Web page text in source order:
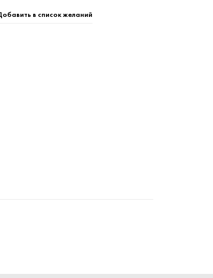
в список желаний